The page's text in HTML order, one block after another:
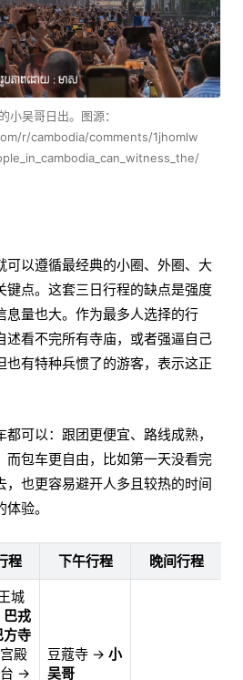
小吴哥日出。图源：
r/cambodia/comments/1jhomlw
可以遵循最经典的小圈、外圈、大
键点。这套三日行程的缺点是强度
息量也大。作为最多人选择的行
述看不完所有寺庙，或者强逼自己
也有特种兵惯了的游客，表示这正
可以：跟团更便宜、路线成熟，
而包车更自由，比如第一天没看完
，也更容易避开人多且较热的时间
验。
程 下午行程 晚间行程
城
巴戎
方寺
殿
→
豆蔻寺 → 小
吴哥